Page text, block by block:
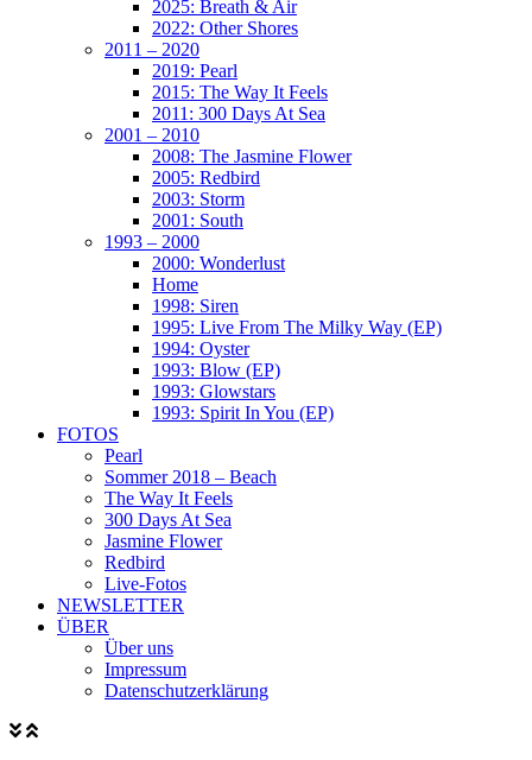
2025: Breath & Air
2022: Other Shores
2011 – 2020
2019: Pearl
2015: The Way It Feels
2011: 300 Days At Sea
2001 – 2010
2008: The Jasmine Flower
2005: Redbird
2003: Storm
2001: South
1993 – 2000
2000: Wonderlust
Home
1998: Siren
1995: Live From The Milky Way (EP)
1994: Oyster
1993: Blow (EP)
1993: Glowstars
1993: Spirit In You (EP)
FOTOS
Pearl
Sommer 2018 – Beach
The Way It Feels
300 Days At Sea
Jasmine Flower
Redbird
Live-Fotos
NEWSLETTER
ÜBER
Über uns
Impressum
Datenschutzerklärung